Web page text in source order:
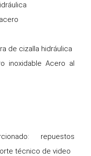
de cizalla hidráulica
inoxidable Acero al
repuestos
técnico de video